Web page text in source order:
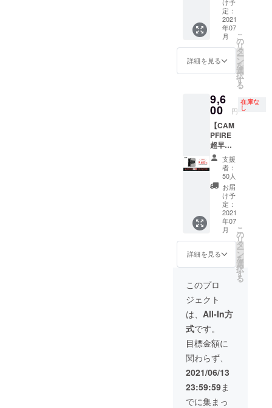
円→
¥19,200
円にて
お届け
致しま
す。 ※
こちら
は2個
での特
別セッ
ト割引
になり
ます。
※ 若干
個体差
あり、
サイ
ズ、容
量は使
用状況
により
変わり
ます。
※ 送料
無料
定：
2021
年07
月
詳細を見る
こ
の
リ
タ
ー
ン
を
選
択
す
る
9,6
00 円
在庫な
し
【CAM
PFIRE
超早割
50個限
定
25%OF
F】 定
¥12,800
円→
¥9,600
円にて
お届け
致しま
す。 ※
若干個
体差あ
り、サ
イズ、
容量は
使用状
況によ
り変わ
りま
す。 ※
送料無
料（国
内の
み）
支援
者：
50人
お届
け予
定：
2021
年07
月
詳細を見る
こ
の
リ
タ
ー
ン
を
選
択
す
る
このプロ
ジェクト
は、 All-In方
式です。
目標金額に
関わらず、
2021/06/13
23:59:59ま
でに集まっ